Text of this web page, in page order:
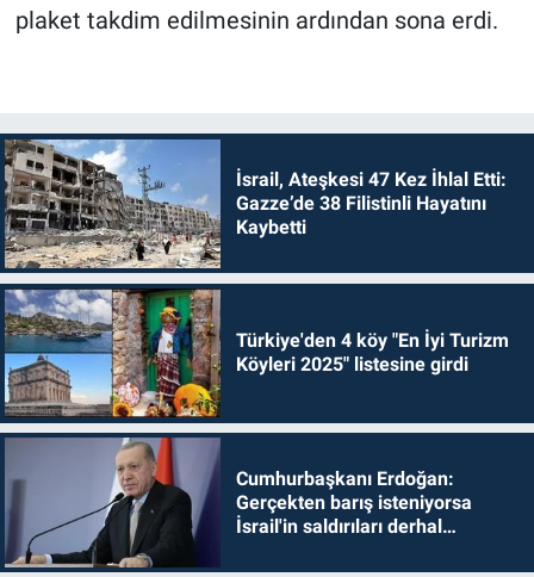
plaket takdim edilmesinin ardından sona erdi.
İsrail, Ateşkesi 47 Kez İhlal Etti:
Gazze’de 38 Filistinli Hayatını
Kaybetti
Türkiye'den 4 köy "En İyi Turizm
Köyleri 2025" listesine girdi
Cumhurbaşkanı Erdoğan:
Gerçekten barış isteniyorsa
İsrail'in saldırıları derhal